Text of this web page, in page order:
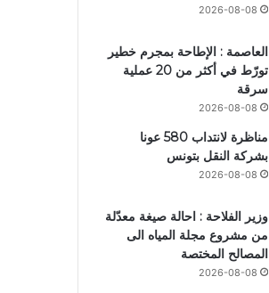
2026-08-08
العاصمة : الإطاحة بمجرم خطير
تورّط في أكثر من 20 عملية
سرقة
2026-08-08
مناظرة لانتداب 580 عونا
بشركة النقل بتونس
2026-08-08
وزير الفلاحة : احالة صيغة معدّلة
من مشروع مجلة المياه الى
المصالح المختصة
2026-08-08